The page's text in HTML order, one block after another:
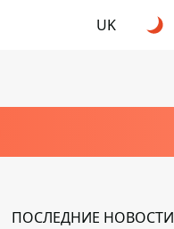
UK
ПОСЛЕДНИЕ НОВОСТИ